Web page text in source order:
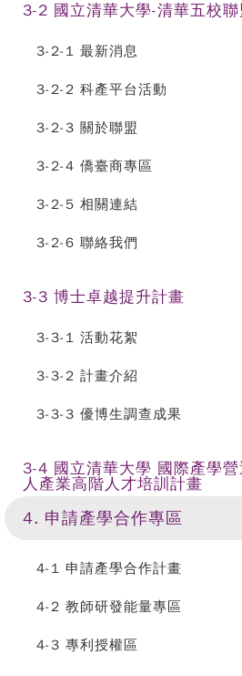
3-2 國立清華大學-清華五校
3-2-1 最新消息
3-2-2 科產平台活動
3-2-3 關於聯盟
3-2-4 僑臺商專區
3-2-5 相關連結
3-2-6 聯絡我們
3-3 博士卓越提升計畫
3-3-1 活動花絮
3-3-2 計畫介紹
3-3-3 優博生調查成果
3-4 國立清華大學 國際產學
人產業高階人才培訓計畫
4. 申請產學合作專區
4-1 申請產學合作計畫
4-2 教師研發能量專區
4-3 專利授權區